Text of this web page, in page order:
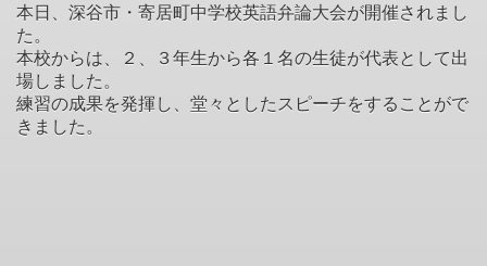
本日、深谷市・寄居町中学校英語弁論大会が開催されまし
た。
本校からは、２、３年生から各１名の生徒が代表として出
場しました。
練習の成果を発揮し、堂々としたスピーチをすることがで
きました。